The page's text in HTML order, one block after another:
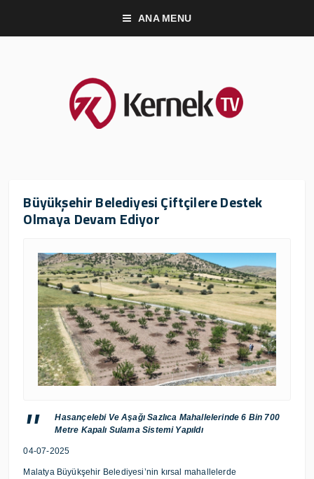
ANA MENU
Büyükşehir Belediyesi Çiftçilere Destek
Olmaya Devam Ediyor
Hasançelebi Ve Aşağı Sazlıca Mahallelerinde 6 Bin 700
Metre Kapalı Sulama Sistemi Yapıldı
04-07-2025
Malatya Büyükşehir Belediyesi’nin kırsal mahallelerde